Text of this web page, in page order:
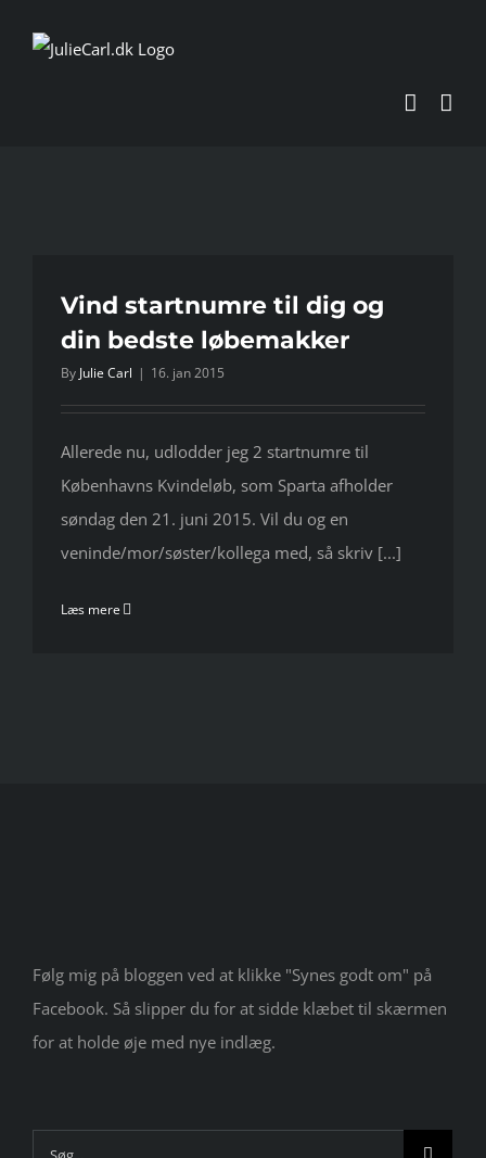
Vind startnumre til dig og
din bedste løbemakker
By Julie Carl | 16. jan 2015
Allerede nu, udlodder jeg 2 startnumre til
Københavns Kvindeløb, som Sparta afholder
søndag den 21. juni 2015. Vil du og en
veninde/mor/søster/kollega med, så skriv [...]
Læs mere
Følg mig på bloggen ved at klikke "Synes godt om" på
Facebook. Så slipper du for at sidde klæbet til skærmen
for at holde øje med nye indlæg.
Søg